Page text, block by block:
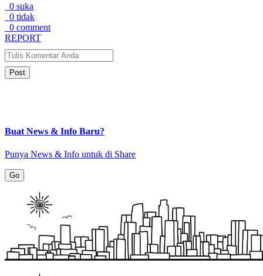
0 suka
0 tidak
0 comment
REPORT
Post
Buat News & Info Baru?
Punya News & Info untuk di Share
Go